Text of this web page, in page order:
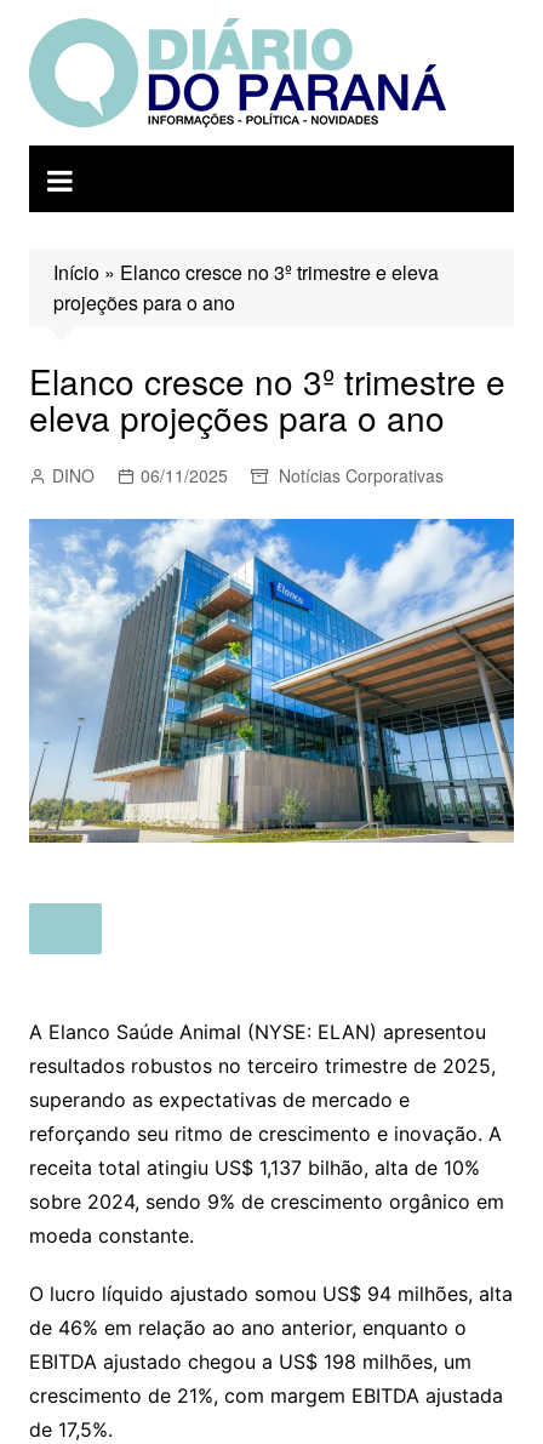
para
conteúdo
Início» Elanco cresce no 3º trimestre e eleva
projeções para o ano
Elanco cresce no 3º trimestre e
eleva projeções para o ano
DINO 06/11/2025 Notícias Corporativas
A Elanco Saúde Animal (NYSE: ELAN) apresentou
resultados robustos no terceiro trimestre de 2025,
superando as expectativas de mercado e
reforçando seu ritmo de crescimento e inovação. A
receita total atingiu US$ 1,137 bilhão, alta de 10%
sobre 2024, sendo 9% de crescimento orgânico em
moeda constante.
O lucro líquido ajustado somou US$ 94 milhões, alta
de 46% em relação ao ano anterior, enquanto o
EBITDA ajustado chegou a US$ 198 milhões, um
crescimento de 21%, com margem EBITDA ajustada
de 17,5%.